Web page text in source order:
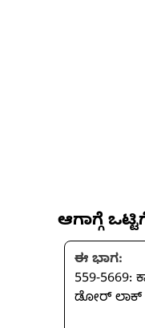
ಆಗಾಗ್ಗೆ
ಈ ಭಾಗ:
559-5669:
ಡೋರ್ ಲಾಕ್